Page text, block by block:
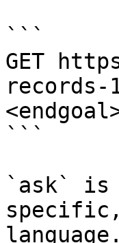
```
GET
records-
```
`ask` is
language.